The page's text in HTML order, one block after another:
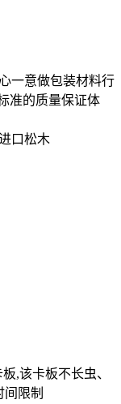
一意做包装材料行
准的质量保证体
口松木
,该卡板不长虫、
限制